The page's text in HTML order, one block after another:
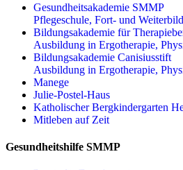
Gesundheitsakademie SMMP
Pflegeschule, Fort- und
Bildungsakademie für
Ausbildung in Ergotherapie,
Bildungsakademie Canisiusstift
Ausbildung in Ergotherapie,
Manege
Julie-Postel-Haus
Katholischer Bergkindergarten
Mitleben auf Zeit
Gesundheitshilfe SMMP